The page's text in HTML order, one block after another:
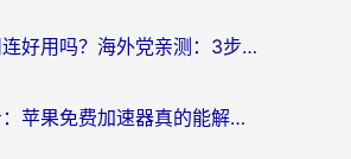
穿梭和九州连好用吗？海外党亲测：3步选对回国加速器，无缝刷国内剧玩国服
海外党必看：苹果免费加速器真的能解决回国访问难题吗？附实测对比与全平台方案